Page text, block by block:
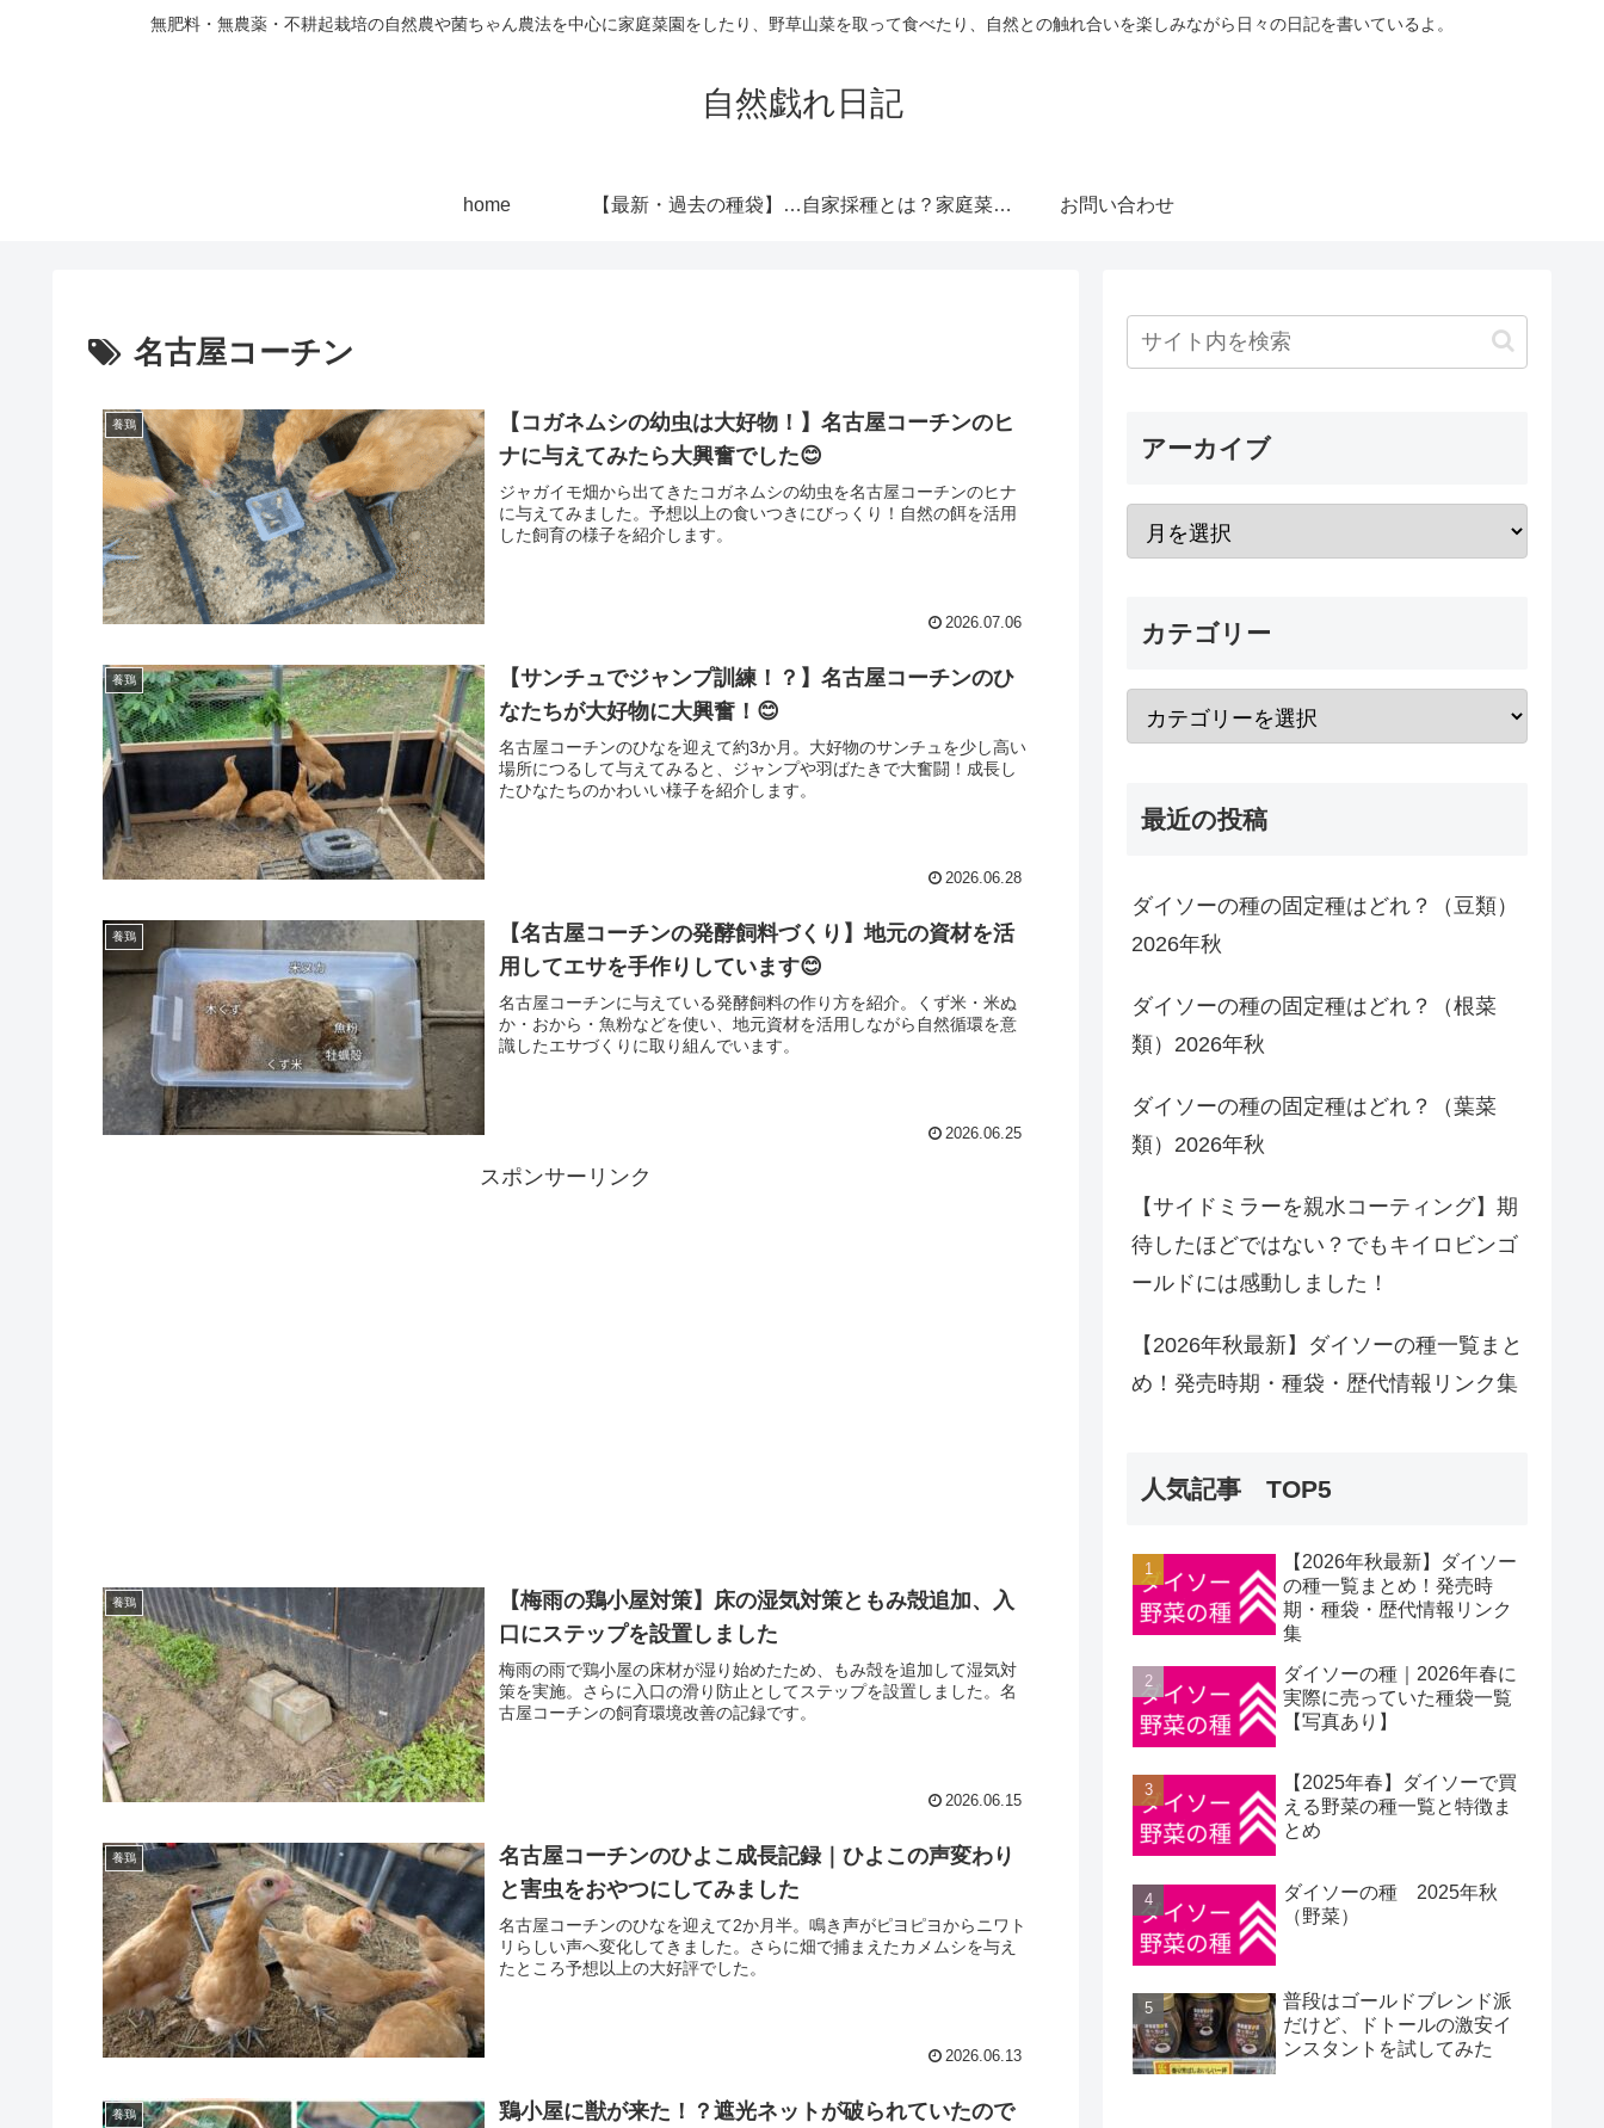
無肥料・無農薬・不耕起栽培の自然農や菌ちゃん農法を中心に家庭菜園をしたり、野草山菜を取って食べたり、自然との触れ合いを楽しみながら日々の日記を書いているよ。
自然戯れ日記
home 【最新・過去の種袋】ダイソーの種一覧まとめ！発売時期・全種類・栽培記録歴代リンク集 自家採種とは？家庭菜園で種をつなぐという選択 お問い合わせ
名古屋コーチン
養鶏
【コガネムシの幼虫は大好物！】名古屋コーチンのヒ
ナに与えてみたら大興奮でした😊
ジャガイモ畑から出てきたコガネムシの幼虫を名古屋コーチンのヒナ
に与えてみました。予想以上の食いつきにびっくり！自然の餌を活用
した飼育の様子を紹介します。
2026.07.06
養鶏
【サンチュでジャンプ訓練！？】名古屋コーチンのひ
なたちが大好物に大興奮！😊
名古屋コーチンのひなを迎えて約3か月。大好物のサンチュを少し高い
場所につるして与えてみると、ジャンプや羽ばたきで大奮闘！成長し
たひなたちのかわいい様子を紹介します。
2026.06.28
養鶏
【名古屋コーチンの発酵飼料づくり】地元の資材を活
用してエサを手作りしています😊
名古屋コーチンに与えている発酵飼料の作り方を紹介。くず米・米ぬ
か・おから・魚粉などを使い、地元資材を活用しながら自然循環を意
識したエサづくりに取り組んでいます。
2026.06.25
スポンサーリンク
養鶏
【梅雨の鶏小屋対策】床の湿気対策ともみ殻追加、入
口にステップを設置しました
梅雨の雨で鶏小屋の床材が湿り始めたため、もみ殻を追加して湿気対
策を実施。さらに入口の滑り防止としてステップを設置しました。名
古屋コーチンの飼育環境改善の記録です。
2026.06.15
養鶏
名古屋コーチンのひよこ成長記録｜ひよこの声変わり
と害虫をおやつにしてみました
名古屋コーチンのひなを迎えて2か月半。鳴き声がピヨピヨからニワト
リらしい声へ変化してきました。さらに畑で捕まえたカメムシを与え
たところ予想以上の大好評でした。
2026.06.13
養鶏
鶏小屋に獣が来た！？遮光ネットが破られていたので
アーカイブ
カテゴリー
最近の投稿
ダイソーの種の固定種はどれ？（豆類）
2026年秋
ダイソーの種の固定種はどれ？（根菜
類）2026年秋
ダイソーの種の固定種はどれ？（葉菜
類）2026年秋
【サイドミラーを親水コーティング】期
待したほどではない？でもキイロビンゴ
ールドには感動しました！
【2026年秋最新】ダイソーの種一覧まと
め！発売時期・種袋・歴代情報リンク集
人気記事 TOP5
【2026年秋最新】ダイソー
の種一覧まとめ！発売時
期・種袋・歴代情報リンク
集
ダイソーの種｜2026年春に
実際に売っていた種袋一覧
【写真あり】
【2025年春】ダイソーで買
える野菜の種一覧と特徴ま
とめ
ダイソーの種 2025年秋
（野菜）
普段はゴールドブレンド派
だけど、ドトールの激安イ
ンスタントを試してみた